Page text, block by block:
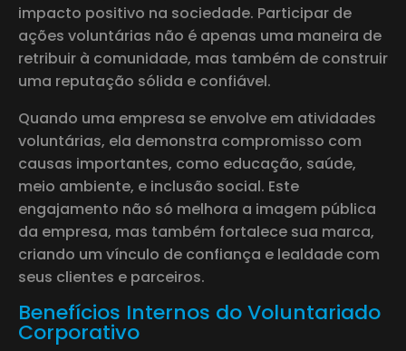
impacto positivo na sociedade. Participar de
ações voluntárias não é apenas uma maneira de
retribuir à comunidade, mas também de construir
uma reputação sólida e confiável.
Quando uma empresa se envolve em atividades
voluntárias, ela demonstra compromisso com
causas importantes, como educação, saúde,
meio ambiente, e inclusão social. Este
engajamento não só melhora a imagem pública
da empresa, mas também fortalece sua marca,
criando um vínculo de confiança e lealdade com
seus clientes e parceiros.
Benefícios Internos do Voluntariado
Corporativo